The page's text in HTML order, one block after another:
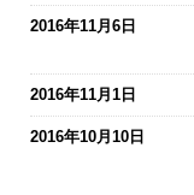
2016年11月6日
2016年11月1日
2016年10月10日